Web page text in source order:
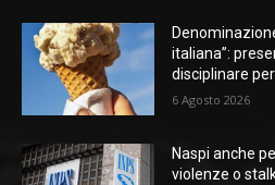
italiana”:
disciplinare
6 Agosto 2026
Naspi anche
violenze o